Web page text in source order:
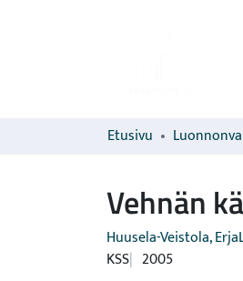
Etusivu
Vehnän
Huusela-Veistola, Erja
KSS 2005